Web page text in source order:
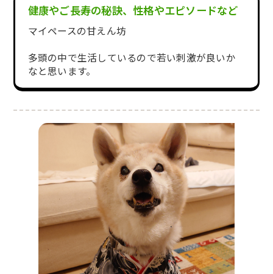
健康やご長寿の秘訣、性格やエピソードなど
マイペースの甘えん坊
多頭の中で生活しているので若い刺激が良いか
なと思います。